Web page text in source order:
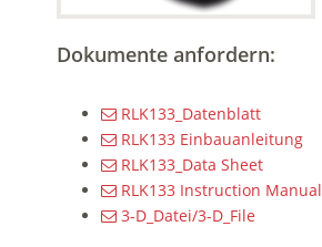
Dokumente anfordern:
RLK133_Datenblatt
RLK133 Einbauanleitung
RLK133_Data Sheet
RLK133 Instruction Manual
3-D_Datei/3-D_File